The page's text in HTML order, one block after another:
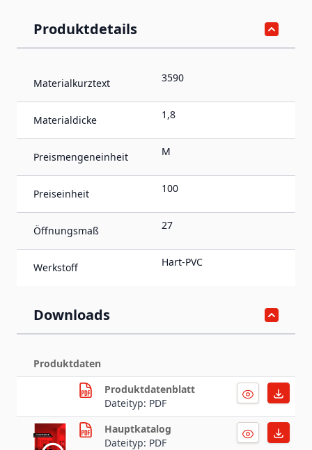
Produktdetails
Materialkurztext 3590
Materialdicke 1,8
Preismengeneinheit M
Preiseinheit 100
Öffnungsmaß 27
Werkstoff Hart-PVC
Downloads
Produktdaten
Produktdatenblatt
Dateityp: PDF
Hauptkatalog
Dateityp: PDF